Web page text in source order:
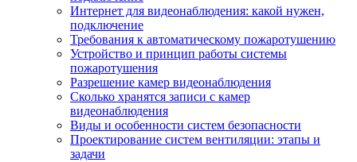
Интернет для видеонаблюдения: какой нужен,
подключение
Требования к автоматическому пожаротушению
Устройство и принцип работы системы
пожаротушения
Разрешение камер видеонаблюдения
Сколько хранятся записи с камер
видеонаблюдения
Виды и особенности систем безопасности
Проектирование систем вентиляции: этапы и
задачи